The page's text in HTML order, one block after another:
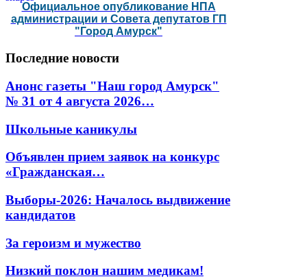
Официальное опубликование НПА
администрации и Совета депутатов ГП
"Город Амурск"
Последние новости
Анонс газеты "Наш город Амурск"
№ 31 от 4 августа 2026…
Школьные каникулы
Объявлен прием заявок на конкурс
«Гражданская…
Выборы-2026: Началось выдвижение
кандидатов
За героизм и мужество
Низкий поклон нашим медикам!